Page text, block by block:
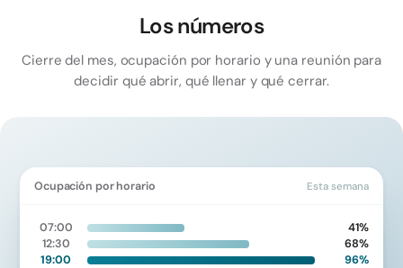
Los números
Cierre del mes, ocupación por horario y una reunión para
decidir qué abrir, qué llenar y qué cerrar.
Ocupación por horario Esta semana
07:00
41%
12:30
68%
19:00
96%